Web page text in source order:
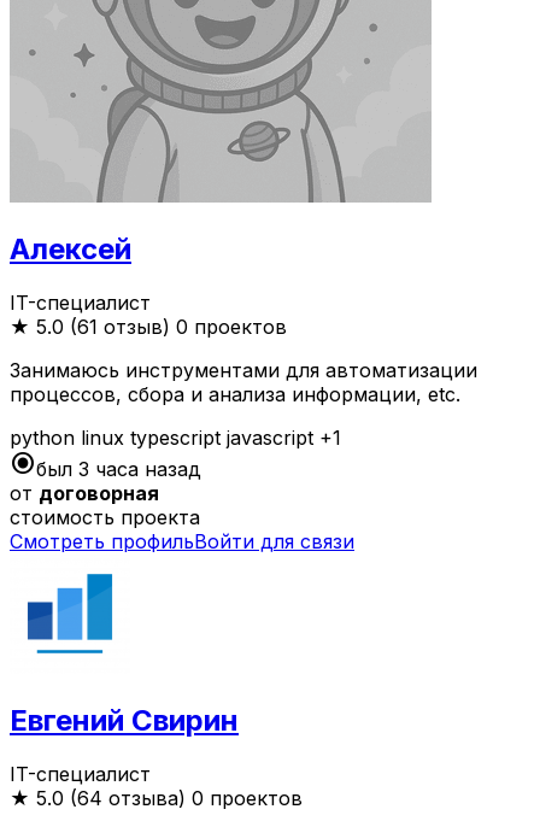
Алексей
IT-специалист
★ 5.0 (61 отзыв) 0 проектов
Занимаюсь инструментами для автоматизации
процессов, сбора и анализа информации, etc.
python linux typescript javascript +1
radio_button_checkedбыл 3 часа назад
от договорная
стоимость проекта
Смотреть профильВойти для связи
Евгений Свирин
IT-специалист
★ 5.0 (64 отзыва) 0 проектов